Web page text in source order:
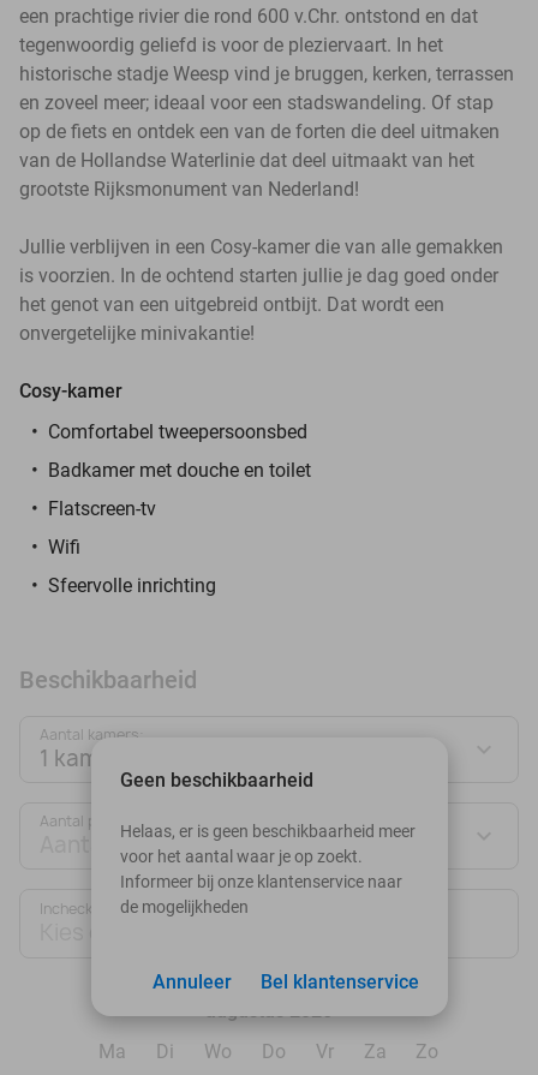
een prachtige rivier die rond 600 v.Chr. ontstond en dat
tegenwoordig geliefd is voor de pleziervaart. In het
historische stadje Weesp vind je bruggen, kerken, terrassen
en zoveel meer; ideaal voor een stadswandeling. Of stap
op de fiets en ontdek een van de forten die deel uitmaken
van de Hollandse Waterlinie dat deel uitmaakt van het
grootste Rijksmonument van Nederland!
Jullie verblijven in een Cosy-kamer die van alle gemakken
is voorzien. In de ochtend starten jullie je dag goed onder
het genot van een uitgebreid ontbijt. Dat wordt een
onvergetelijke minivakantie!
Cosy-kamer
Comfortabel tweepersoonsbed
Badkamer met douche en toilet
Flatscreen-tv
Wifi
Sfeervolle inrichting
Beschikbaarheid
Aantal kamers:
1 kamer
Aantal personen:
Aantal personen
Inchecken
Ma
Di Wo Do Vr Za Zo
Geen beschikbaarheid
Helaas, er is geen beschikbaarheid meer
voor het aantal waar je op zoekt.
Informeer bij onze klantenservice naar
de mogelijkheden
Bel klantenservice
Annuleer